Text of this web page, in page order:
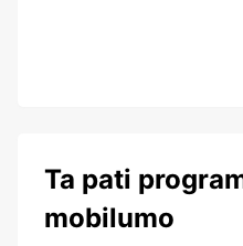
Ta pati
mobilumo